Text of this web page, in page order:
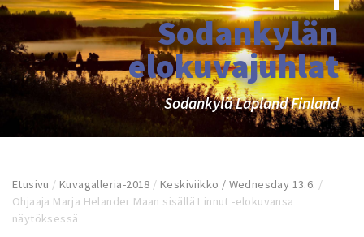
Sodankylän
elokuvajuhlat
Sodankylä Lapland Finland
Etusivu /Kuvagalleria-2018 /Keskiviikko / Wednesday 13.6. /
Ohjaaja Marja Helander Maan sisällä Linnut -elokuvansa
näytöksessä